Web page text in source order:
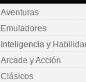
Aventuras
Emuladores
Inteligencia y
Arcade y Acción
Clásicos